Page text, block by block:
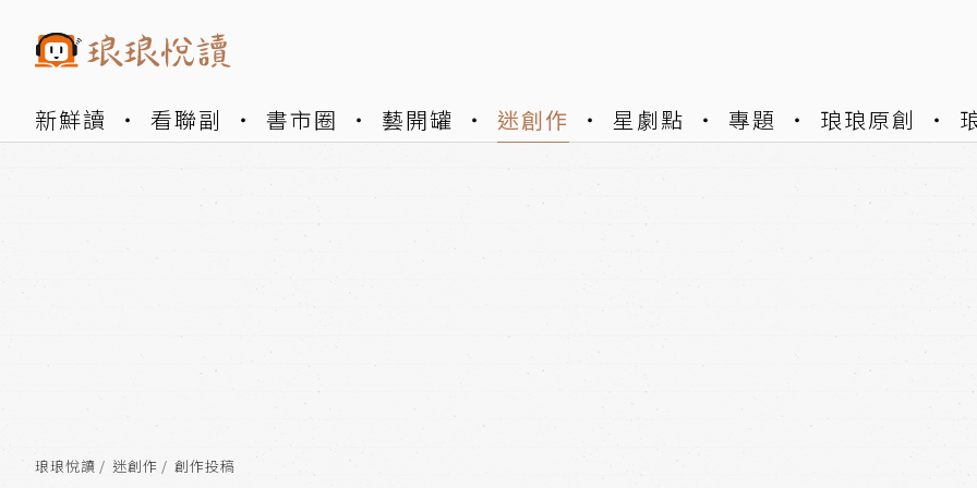
新鮮讀 看聯副 書市圈 藝開罐 迷創作 星劇點 專題 琅琅原創
琅琅悅讀 迷創作 創作投稿